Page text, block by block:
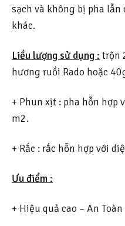
sạch và không bị pha
khác.
Liều lượng sử dụng : trộn
hương ruồi Rado hoặc
+ Phun xịt : pha hỗn hợp
m2.
+ Rắc : rắc hỗn hợp với
Ưu điểm :
+ Hiệu quả cao – An